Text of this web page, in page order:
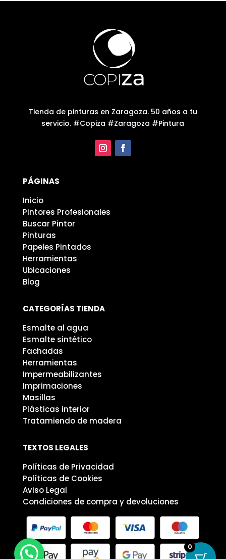
Tienda de pinturas en Zaragoza. 50 años a tu
servicio. #Copiza #Zaragoza #Pintura
PÁGINAS
Inicio
Pintores Profesionales
Buscar Pintor
Pinturas
Papeles Pintados
Herramientas
Ubicaciones
Blog
CATEGORÍAS TIENDA
Esmalte al agua
Esmalte sintético
Fachadas
Herramientas
Impermeabilizantes
Imprimaciones
Masillas
Plásticas interior
Tratamiendo de madera
TEXTOS LEGALES
Políticas de Privacidad
Políticas de Cookies
Aviso Legal
Condiciones de compra y devoluciones
0